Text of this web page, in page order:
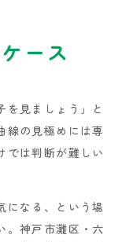
ース
を見ましょう」と
線の見極めには専
では判断が難しい
になる、という場
。神戸市灘区・六